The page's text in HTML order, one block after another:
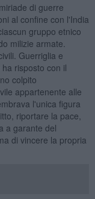
di guerre
al confine con l'India
gruppo etnico
milizie armate.
Guerriglia e
risposto con il
colpito
appartenente alle
l'unica figura
riportare la pace,
a garante del
di vincere la propria